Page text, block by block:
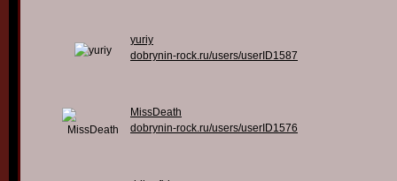
yuriy
dobrynin-rock.ru/users/userID1587
MissDeath
dobrynin-rock.ru/users/userID1576